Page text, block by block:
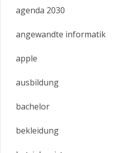
agenda 2030
angewandte informatik
apple
ausbildung
bachelor
bekleidung